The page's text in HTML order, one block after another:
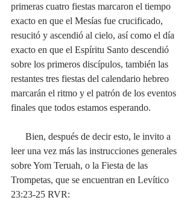
primeras cuatro fiestas marcaron el tiempo
exacto en que el Mesías fue crucificado,
resucitó y ascendió al cielo, así como el día
exacto en que el Espíritu Santo descendió
sobre los primeros discípulos, también las
restantes tres fiestas del calendario hebreo
marcarán el ritmo y el patrón de los eventos
finales que todos estamos esperando.
leer una vez más las instrucciones generales
sobre Yom Teruah, o la Fiesta de las
Trompetas, que se encuentran en Levítico
23:23-25 RVR: